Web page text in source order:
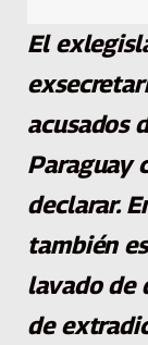
El
acusados
Paraguay
declarar.
también
lavado de
de